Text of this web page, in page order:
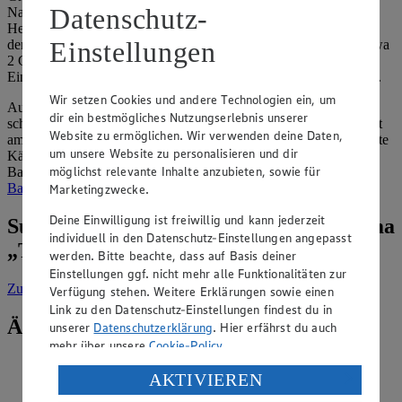
Nahrungsmittel. Die Reifung des Milchprodukts dauert von der
Herstellung bis zum Verzehr und ist entscheidend für das Aroma,
den Geschmack und die Konsistenz. Ab einer Temperatur von etwa
2 Grad Celsius wird dieser Prozess unterbrochen (also auch beim
Einfrieren), was sich auf den Geschmack und die Textur auswirkt.
Auch wenn Sie nur dafür geeigneten Käse einfrieren und ihn
schonend auftauen, frisch schmeckt er einfach am besten und sieht
am appetitlichsten aus. Für die Käseplatte eignet sich der aufgetaute
Käse also nur bedingt. Sie können ihn aber zum Kochen und
Backen noch sehr gut verwenden. Inspirationen zumKochen und
Backen mit Käsefinden Sie bei uns!
Suche weitere Tipps & Tricks zum Thema
„Tiefkühl“
Zur Suchevorgefiltert nach Kategorie: Tiefkühl
Ähnliche Inhalte
Kann man Butter einfrieren?
Datenschutz-
Einstellungen
Wir setzen Cookies und andere Technologien ein, um
dir ein bestmögliches Nutzungserlebnis unserer
Website zu ermöglichen. Wir verwenden deine Daten,
um unsere Website zu personalisieren und dir
möglichst relevante Inhalte anzubieten, sowie für
Marketingzwecke.
Deine Einwilligung ist freiwillig und kann jederzeit
individuell in den Datenschutz-Einstellungen angepasst
werden. Bitte beachte, dass auf Basis deiner
Einstellungen ggf. nicht mehr alle Funktionalitäten zur
Verfügung stehen. Weitere Erklärungen sowie einen
Link zu den Datenschutz-Einstellungen findest du in
unserer Datenschutzerklärung. Hier erfährst du auch
mehr über unsereCookie-Policy.
Verarbeitung deiner personenbezogenen Daten in den
USA durch Facebook und YouTube:
AKTIVIEREN